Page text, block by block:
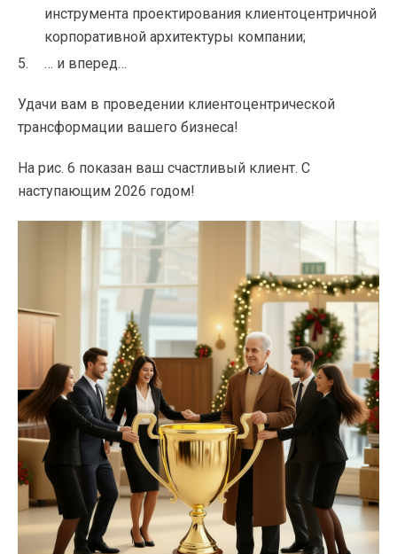
инструмента проектирования клиентоцентричной
корпоративной архитектуры компании;
… и вперед…
Удачи вам в проведении клиентоцентрической
трансформации вашего бизнеса!
На рис. 6 показан ваш счастливый клиент. С
наступающим 2026 годом!